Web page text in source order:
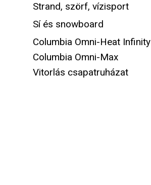
Strand, szörf, vízisport
Sí és snowboard
Columbia Omni-Heat Infinity
Columbia Omni-Max
Vitorlás csapatruházat